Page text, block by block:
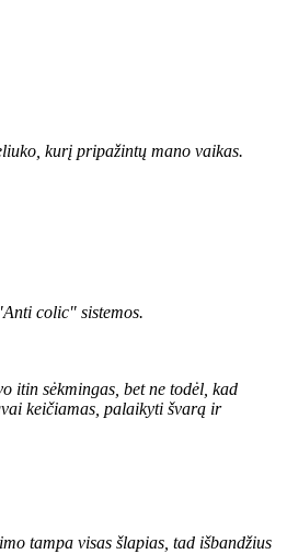
kurį pripažintų mano vaikas.
colic" sistemos.
itin sėkmingas, bet ne todėl, kad
keičiamas, palaikyti švarą ir
tampa visas šlapias, tad išbandžius